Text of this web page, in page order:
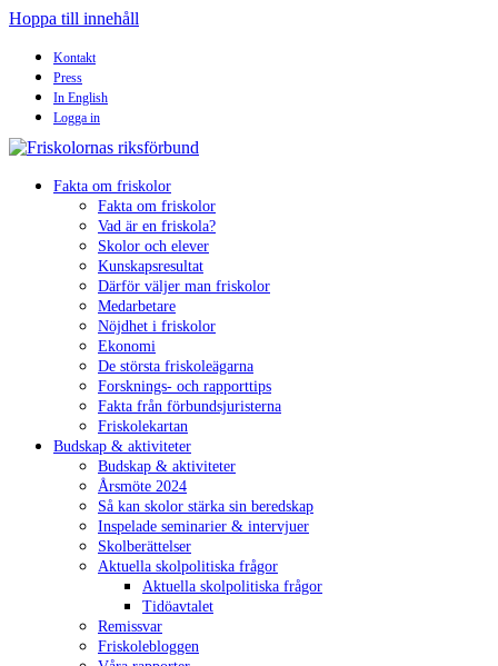
Hoppa till innehåll
Kontakt
Press
In English
Logga in
Fakta om friskolor
Fakta om friskolor
Vad är en friskola?
Skolor och elever
Kunskapsresultat
Därför väljer man friskolor
Medarbetare
Nöjdhet i friskolor
Ekonomi
De största friskoleägarna
Forsknings- och rapporttips
Fakta från förbundsjuristerna
Friskolekartan
Budskap & aktiviteter
Budskap & aktiviteter
Årsmöte 2024
Så kan skolor stärka sin beredskap
Inspelade seminarier & intervjuer
Skolberättelser
Aktuella skolpolitiska frågor
Aktuella skolpolitiska frågor
Tidöavtalet
Remissvar
Friskolebloggen